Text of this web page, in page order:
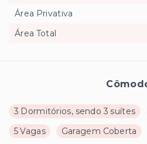
3 Dormitórios, sendo 3 suítes
5 Vagas
Garagem Coberta
Área Privativa
Área Total